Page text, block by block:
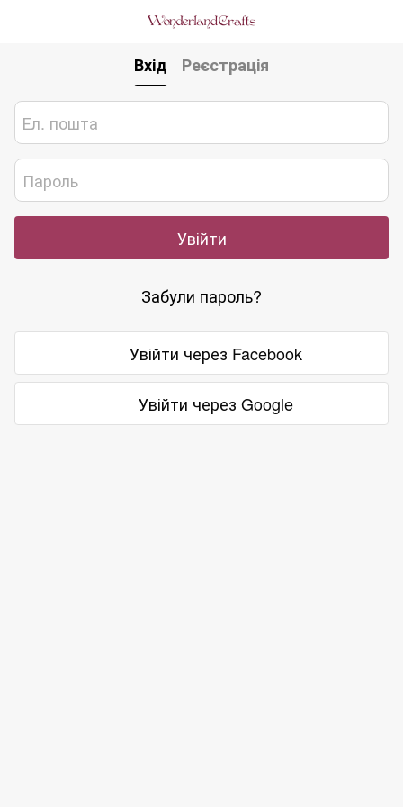
Вхід Реєстрація
Увійти
Забули пароль?
Увійти через Facebook
Увійти через Google